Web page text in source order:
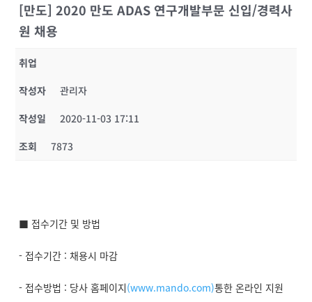
[만도] 2020 만도 ADAS 연구개발부문 신입/경력사
원 채용
취업
작성자
관리자
작성일
2020-11-03 17:11
조회
7873
■ 접수기간 및 방법
- 접수기간 : 채용시 마감
- 접수방법 : 당사 홈페이지(www.mando.com)통한 온라인 지원